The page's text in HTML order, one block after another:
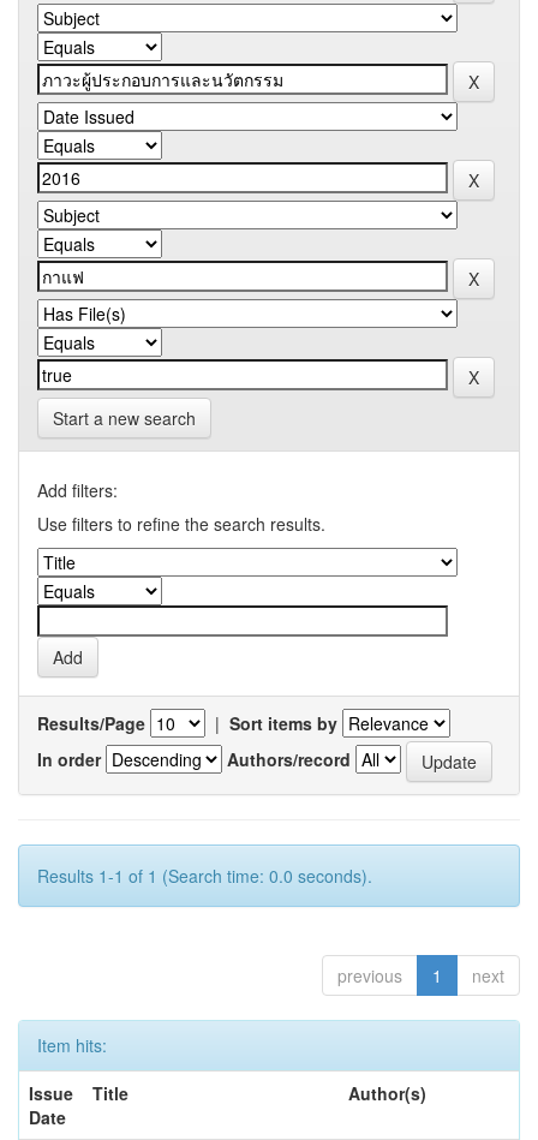
Start a new search
Add filters:
Use filters to refine the search results.
Results/Page | Sort items by
In order
Authors/record
Results 1-1 of 1 (Search time: 0.0 seconds).
previous 1 next
Item hits:
Issue
Date
Title Author(s)